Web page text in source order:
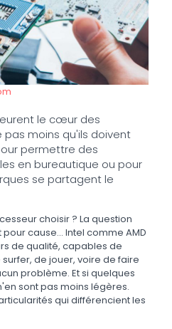
le cœur des
pas moins qu'ils doivent
permettre des
en bureautique ou pour
se partagent le
choisir ? La question
cause... Intel comme AMD
de qualité, capables de
de jouer, voire de faire
problème. Et si quelques
sont pas moins légères.
qui différencient les